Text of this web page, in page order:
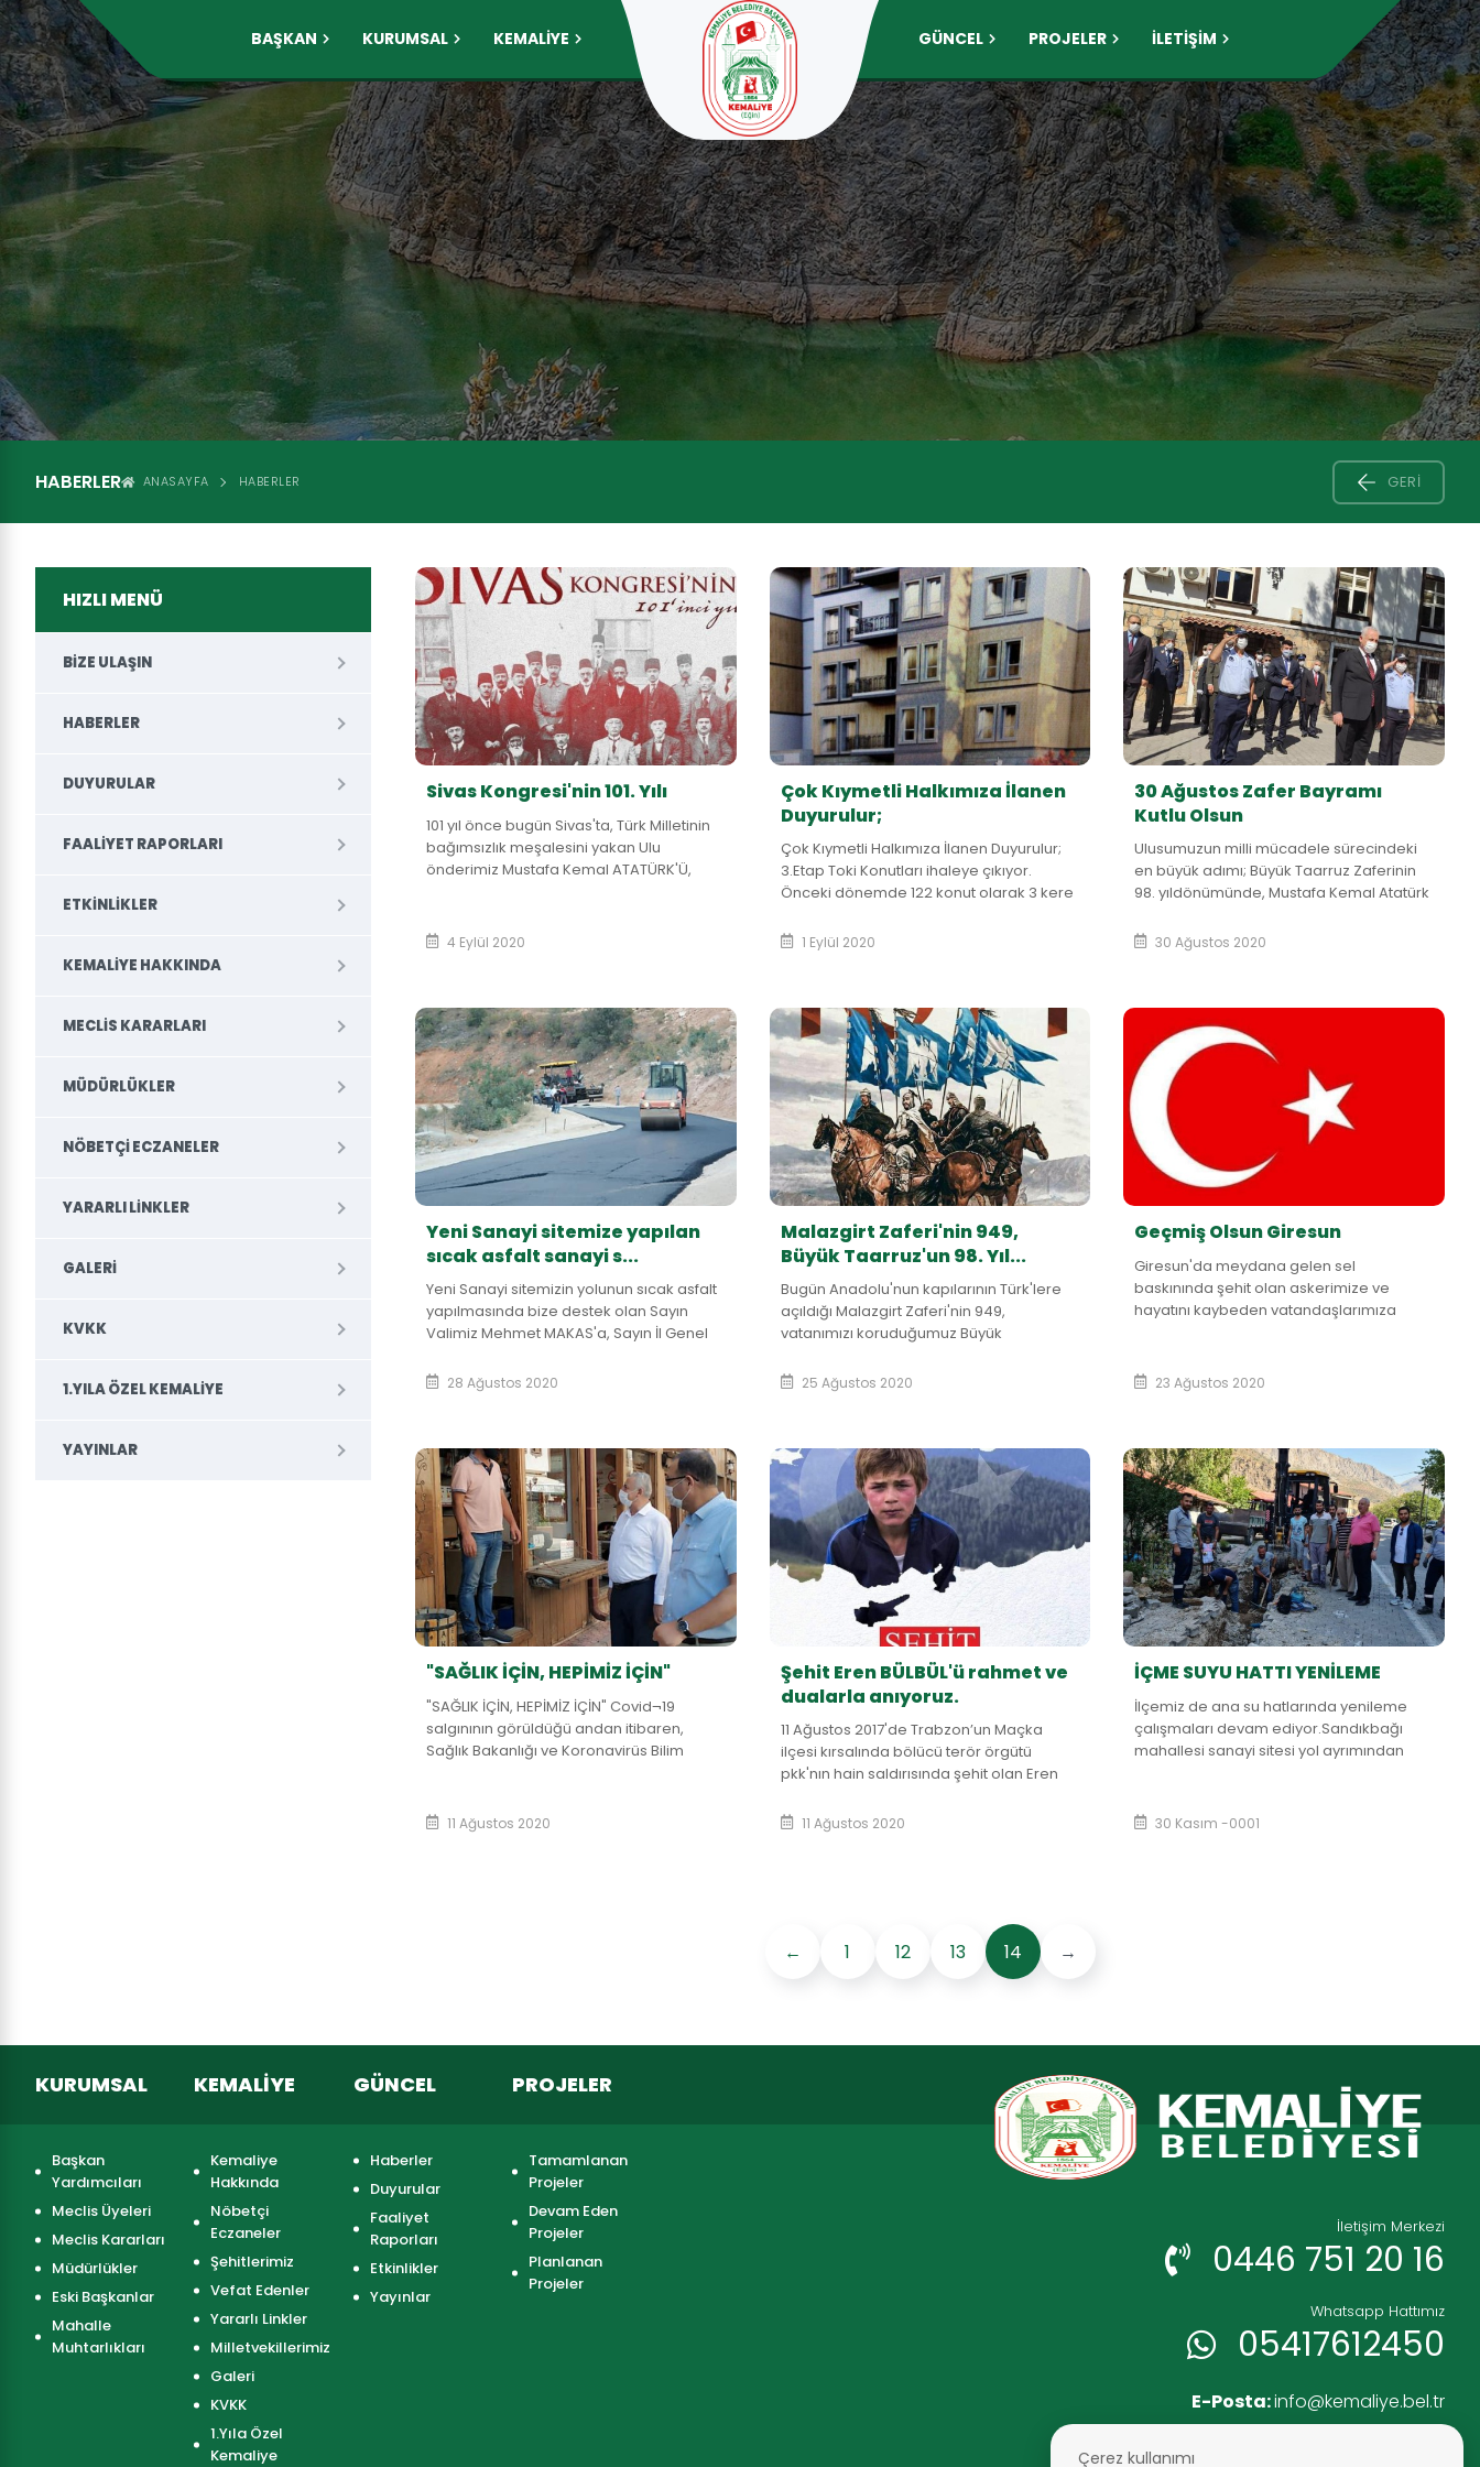
BAŞKAN KURUMSAL KEMALİYE GÜNCEL PROJELER İLETİŞİM
HABERLER ANASAYFA HABERLER GERI
Sivas Kongresi'nin 101. Yılı
101 yıl önce bugün Sivas'ta, Türk Milletinin
bağımsızlık meşalesini yakan Ulu
önderimiz Mustafa Kemal ATATÜRK'Ü,
4 Eylül 2020
Çok Kıymetli Halkımıza İlanen
Duyurulur;
Çok Kıymetli Halkımıza İlanen Duyurulur;
3.Etap Toki Konutları ihaleye çıkıyor.
Önceki dönemde 122 konut olarak 3 kere
ihaleye g...
1 Eylül 2020
30 Ağustos Zafer Bayramı
Kutlu Olsun
Ulusumuzun milli mücadele sürecindeki
en büyük adımı; Büyük Taarruz Zaferinin
98. yıldönümünde, Mustafa Kemal Atatürk
30 Ağustos 2020
Yeni Sanayi sitemize yapılan
sıcak asfalt sanayi s...
Yeni Sanayi sitemizin yolunun sıcak asfalt
yapılmasında bize destek olan Sayın
Valimiz Mehmet MAKAS'a, Sayın İl Genel
Meclis Genel Sekreteri Yaşar
28 Ağustos 2020
Malazgirt Zaferi'nin 949,
Büyük Taarruz'un 98. Yıl...
Bugün Anadolu'nun kapılarının Türk'lere
açıldığı Malazgirt Zaferi'nin 949,
vatanımızı koruduğumuz Büyük
bizlere emanet ed...
25 Ağustos 2020
Geçmiş Olsun Giresun
Giresun'da meydana gelen sel
baskınında şehit olan askerimize ve
hayatını kaybeden vatandaşlarımıza
23 Ağustos 2020
"SAĞLIK İÇİN, HEPİMİZ İÇİN"
"SAĞLIK İÇİN, HEPİMİZ İÇİN" Covid¬19
salgınının görüldüğü andan itibaren,
Sağlık Bakanlığı ve Koronavirüs Bilim
11 Ağustos 2020
Şehit Eren BÜLBÜL'ü rahmet ve
dualarla anıyoruz.
11 Ağustos 2017'de Trabzon’un Maçka
ilçesi kırsalında bölücü terör örgütü
pkk'nın hain saldırısında şehit olan Eren
11 Ağustos 2020
İÇME SUYU HATTI YENİLEME
İlçemiz de ana su hatlarında yenileme
çalışmaları devam ediyor.Sandıkbağı
mahallesi sanayi sitesi yol ayrımından
30 Kasım -0001
← 1 12 13 14 →
HIZLI MENÜ
BIZE ULAŞIN
HABERLER
DUYURULAR
FAALIYET RAPORLARI
ETKINLIKLER
KEMALIYE HAKKINDA
MECLIS KARARLARI
MÜDÜRLÜKLER
NÖBETÇI ECZANELER
YARARLI LINKLER
GALERI
KVKK
1.YILA ÖZEL KEMALIYE
YAYINLAR
KURUMSAL
Başkan
Yardımcıları
Meclis Üyeleri
Meclis Kararları
Müdürlükler
Eski Başkanlar
Mahalle
Muhtarlıkları
KEMALİYE
Kemaliye
Hakkında
Nöbetçi
Eczaneler
Şehitlerimiz
Vefat Edenler
Yararlı Linkler
Milletvekillerimiz
Galeri
KVKK
1.Yıla Özel
Kemaliye
GÜNCEL
Haberler
Duyurular
Faaliyet
Raporları
Etkinlikler
Yayınlar
PROJELER
Tamamlanan
Projeler
Devam Eden
Projeler
Planlanan
Projeler
İletişim Merkezi
0446 751 20 16
Whatsapp Hattımız
05417612450
E-Posta:info@kemaliye.bel.tr
0446 751 25 52
Çerez kullanımı